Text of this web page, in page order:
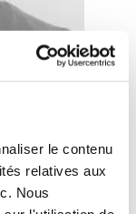
le contenu
relatives aux
Nous